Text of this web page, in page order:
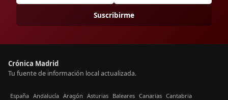
Suscribirme
Crónica Madrid
Tu fuente de información local actualizada.
España Andalucía Aragón Asturias Baleares Canarias Cantabria